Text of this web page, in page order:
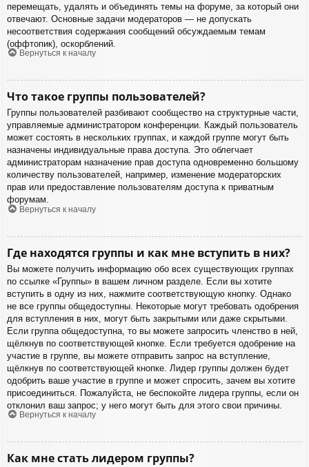
перемещать, удалять и объединять темы на форуме, за который они
отвечают. Основные задачи модераторов — не допускать
несоответствия содержания сообщений обсуждаемым темам
(оффтопик), оскорблений.
Вернуться к началу
Что такое группы пользователей?
Группы пользователей разбивают сообщество на структурные части,
управляемые администратором конференции. Каждый пользователь
может состоять в нескольких группах, и каждой группе могут быть
назначены индивидуальные права доступа. Это облегчает
администраторам назначение прав доступа одновременно большому
количеству пользователей, например, изменение модераторских
прав или предоставление пользователям доступа к приватным
форумам.
Вернуться к началу
Где находятся группы и как мне вступить в них?
Вы можете получить информацию обо всех существующих группах
по ссылке «Группы» в вашем личном разделе. Если вы хотите
вступить в одну из них, нажмите соответствующую кнопку. Однако
не все группы общедоступны. Некоторые могут требовать одобрения
для вступления в них, могут быть закрытыми или даже скрытыми.
Если группа общедоступна, то вы можете запросить членство в ней,
щёлкнув по соответствующей кнопке. Если требуется одобрение на
участие в группе, вы можете отправить запрос на вступление,
щёлкнув по соответствующей кнопке. Лидер группы должен будет
одобрить ваше участие в группе и может спросить, зачем вы хотите
присоединиться. Пожалуйста, не беспокойте лидера группы, если он
отклонил ваш запрос; у него могут быть для этого свои причины.
Вернуться к началу
Как мне стать лидером группы?